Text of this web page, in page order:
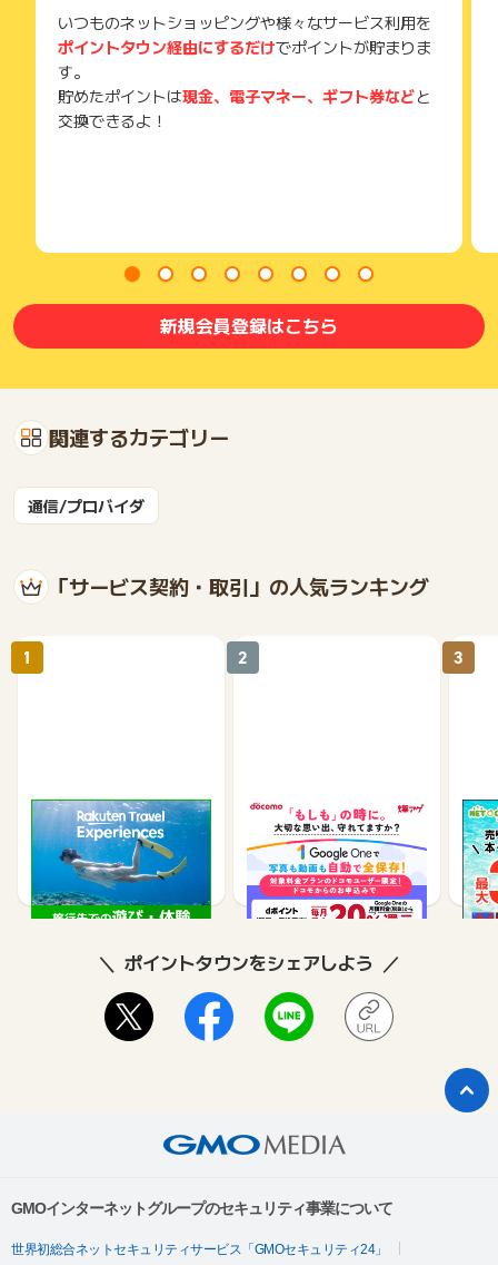
いつものネットショッピングや様々なサービス利用を
ポイントタウン経由にするだけでポイントが貯まりま
す。
貯めたポイントは現金、電子マネー、ギフト券などと
交換できるよ！
新規会員登録はこちら
関連するカテゴリー
通信/プロバイダ
「サービス契約・取引」の人気ランキング
楽天トラベル観光体験
2.5%
1
爆アゲセレクション（ド
コモ｜Google One）
500
2
【
買取
3
ポイントタウンをシェアしよう
GMOインターネットグループのセキュリティ事業について
世界初総合ネットセキュリティサービス「GMOセキュリティ24」